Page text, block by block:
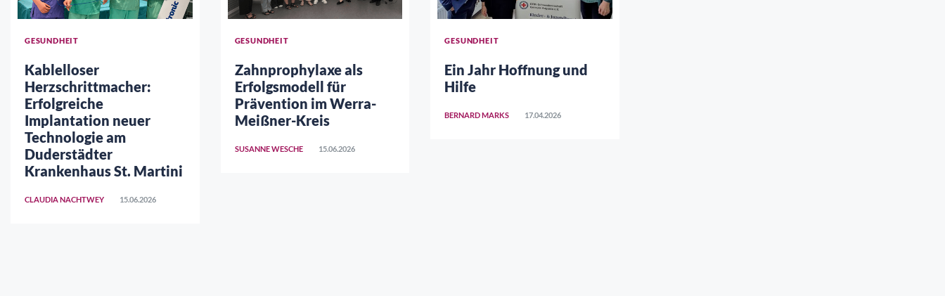
GESUNDHEIT
Kablelloser
Herzschrittmacher:
Erfolgreiche
Implantation neuer
Technologie am
Duderstädter
Krankenhaus St. Martini
CLAUDIA NACHTWEY 15.06.2026
GESUNDHEIT
Zahnprophylaxe als
Erfolgsmodell für
Prävention im Werra-
Meißner-Kreis
SUSANNE WESCHE 15.06.2026
GESUNDHEIT
Ein Jahr Hoffnung und
Hilfe
BERNARD MARKS 17.04.2026